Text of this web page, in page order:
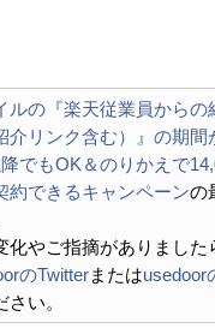
ルの『楽天従業員からの
介リンク含む）』の期
でもOK＆のりかえで
約できるキャンペーンの
化やご指摘がありました
のTwitterまたはusedoor
い。